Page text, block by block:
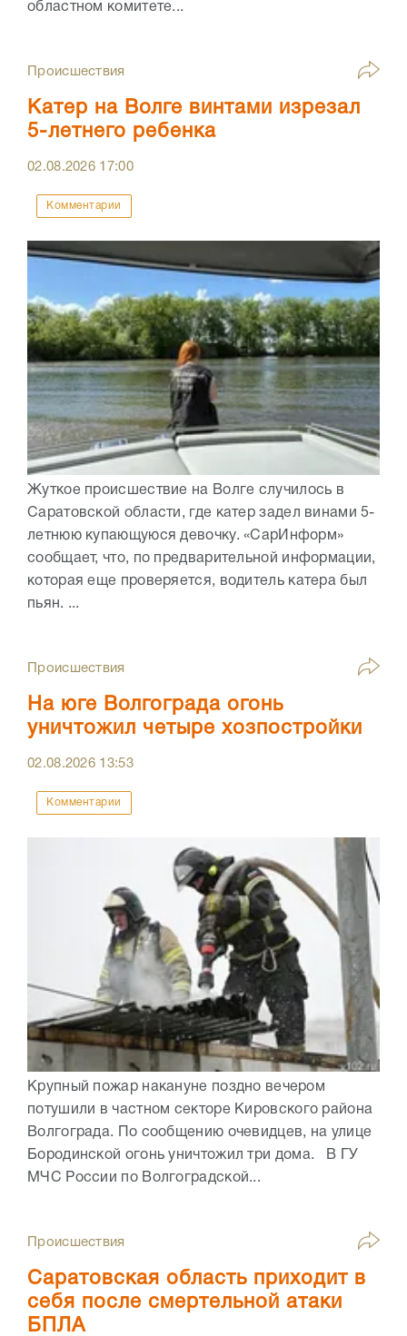
областном комитете...
Происшествия
Катер на Волге винтами изрезал
5-летнего ребенка
02.08.2026 17:00
Комментарии
Жуткое происшествие на Волге случилось в
Саратовской области, где катер задел винами 5-
летнюю купающуюся девочку. «СарИнформ»
сообщает, что, по предварительной информации,
которая еще проверяется, водитель катера был
пьян. ...
Происшествия
На юге Волгограда огонь
уничтожил четыре хозпостройки
02.08.2026 13:53
Комментарии
Крупный пожар накануне поздно вечером
потушили в частном секторе Кировского района
Волгограда. По сообщению очевидцев, на улице
Бородинской огонь уничтожил три дома. В ГУ
МЧС России по Волгоградской...
Происшествия
Саратовская область приходит в
себя после смертельной атаки
БПЛА